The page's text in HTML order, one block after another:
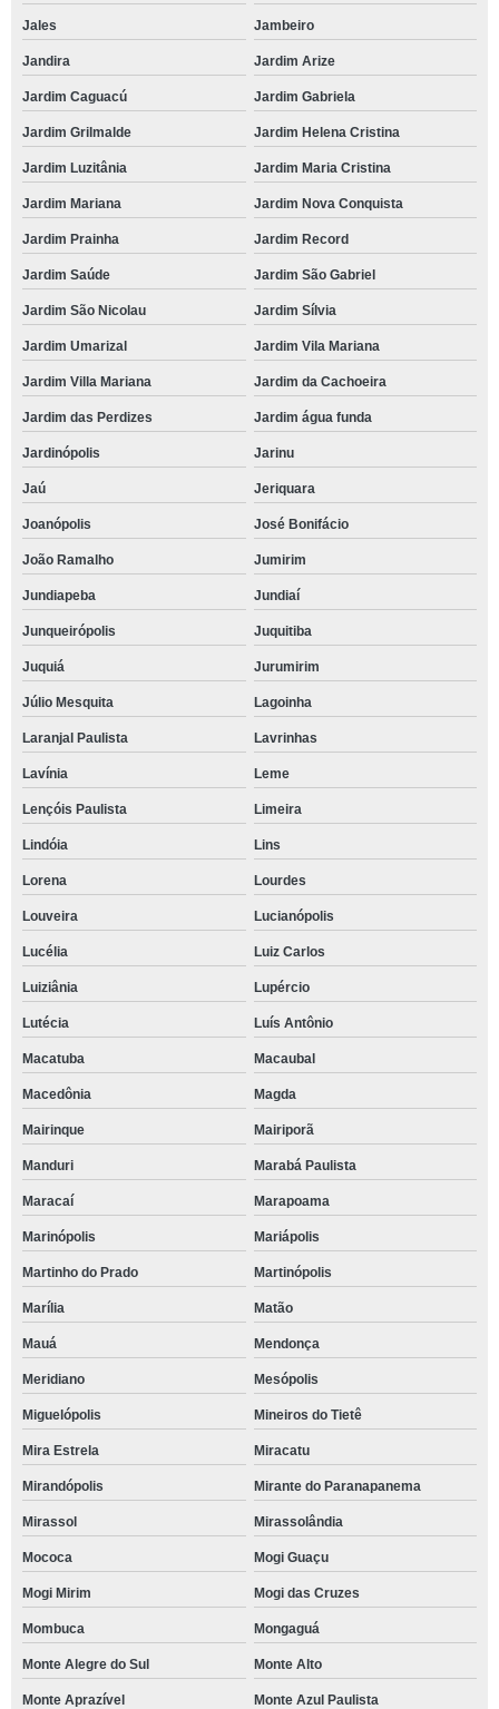
Jales Jambeiro
Jandira Jardim Arize
Jardim Caguacú Jardim Gabriela
Jardim Grilmalde Jardim Helena Cristina
Jardim Luzitânia Jardim Maria Cristina
Jardim Mariana Jardim Nova Conquista
Jardim Prainha Jardim Record
Jardim Saúde Jardim São Gabriel
Jardim São Nicolau Jardim Sílvia
Jardim Umarizal Jardim Vila Mariana
Jardim Villa Mariana Jardim da Cachoeira
Jardim das Perdizes Jardim água funda
Jardinópolis Jarinu
Jaú Jeriquara
Joanópolis José Bonifácio
João Ramalho Jumirim
Jundiapeba Jundiaí
Junqueirópolis Juquitiba
Juquiá Jurumirim
Júlio Mesquita Lagoinha
Laranjal Paulista Lavrinhas
Lavínia Leme
Lençóis Paulista Limeira
Lindóia Lins
Lorena Lourdes
Louveira Lucianópolis
Lucélia Luiz Carlos
Luiziânia Lupércio
Lutécia Luís Antônio
Macatuba Macaubal
Macedônia Magda
Mairinque Mairiporã
Manduri Marabá Paulista
Maracaí Marapoama
Marinópolis Mariápolis
Martinho do Prado Martinópolis
Marília Matão
Mauá Mendonça
Meridiano Mesópolis
Miguelópolis Mineiros do Tietê
Mira Estrela Miracatu
Mirandópolis Mirante do Paranapanema
Mirassol Mirassolândia
Mococa Mogi Guaçu
Mogi Mirim Mogi das Cruzes
Mombuca Mongaguá
Monte Alegre do Sul Monte Alto
Monte Aprazível Monte Azul Paulista